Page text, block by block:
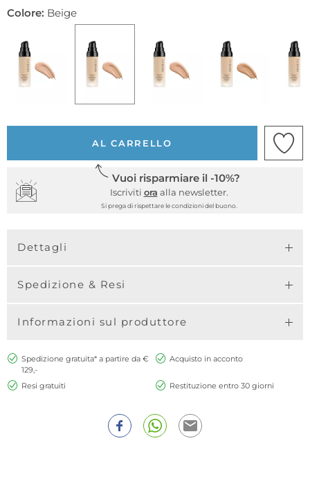
Colore: Beige
AL CARRELLO
Vuoi risparmiare il -10%?
Iscriviti ora alla newsletter.
Si prega di rispettare le condizioni del buono.
Dettagli
Spedizione & Resi
Informazioni sul produttore
Spedizione gratuita* a partire da €
129,-
Acquisto in acconto
Resi gratuiti Restituzione entro 30 giorni